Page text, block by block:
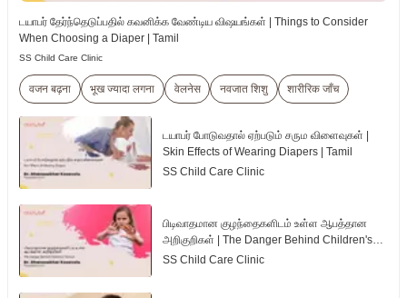
டயாபர் தேர்ந்தெடுப்பதில் கவனிக்க வேண்டிய விஷயங்கள் | Things to Consider
When Choosing a Diaper | Tamil
SS Child Care Clinic
वजन बढ़ना भूख ज्यादा लगना वेलनेस नवजात शिशु शारीरिक जाँच
டயாபர் போடுவதால் ஏற்படும் சரும விளைவுகள் |
Skin Effects of Wearing Diapers | Tamil
SS Child Care Clinic
பிடிவாதமான குழந்தைகளிடம் உள்ள ஆபத்தான
அறிகுறிகள் | The Danger Behind Children's
Tantrum | Tamil
SS Child Care Clinic